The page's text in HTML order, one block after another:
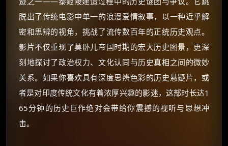
脱出了传统电影中单一的浪漫爱情叙事，以一种近乎解
密和思辨的视角，挑战了流传数百年的正统历史观点。
影片不仅重现了莫卧儿帝国时期的宏大历史图景，更深
刻地探讨了政治权力、文化认同与历史真相之间的微妙
关系。如果你喜欢具有深度思辨色彩的历史悬疑片，或
者是对印度传统文化有着浓厚兴趣的影迷，这部时长达1
65分钟的历史巨作绝对会带给你震撼的视听与思想冲
击。